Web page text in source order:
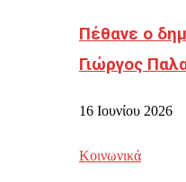
Πέθανε ο
Γιώργος
16 Ιουνίου 2026
Κοινωνικά